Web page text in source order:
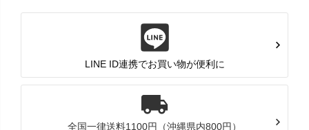
LINE ID連携でお買い物が便利に
全国一律送料1100円（沖縄県内800円）